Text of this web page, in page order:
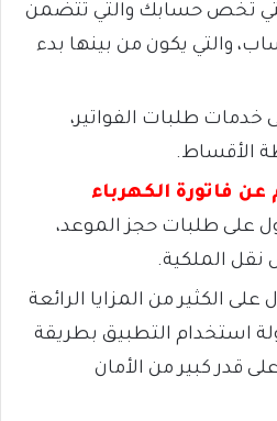
تخص حسابك والتي تتضمن
والتي يكون من بينها بدء
طلبات الفواتير،
الأقساط.
فاتورة الكهرباء
على طلبات حجز الموعد،
الملكية.
الكثير من المزايا الرائعة
استخدام التطبيق بطريقة
قدر كبير من الأمان